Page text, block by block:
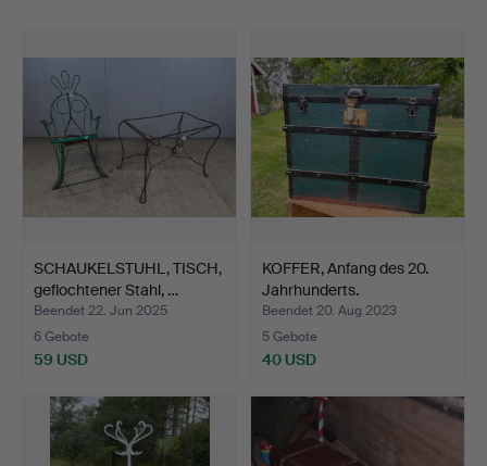
SCHAUKELSTUHL, TISCH,
geflochtener Stahl, …
Beendet 22. Jun 2025
6 Gebote
59 USD
KOFFER, Anfang des 20.
Jahrhunderts.
Beendet 20. Aug 2023
5 Gebote
40 USD